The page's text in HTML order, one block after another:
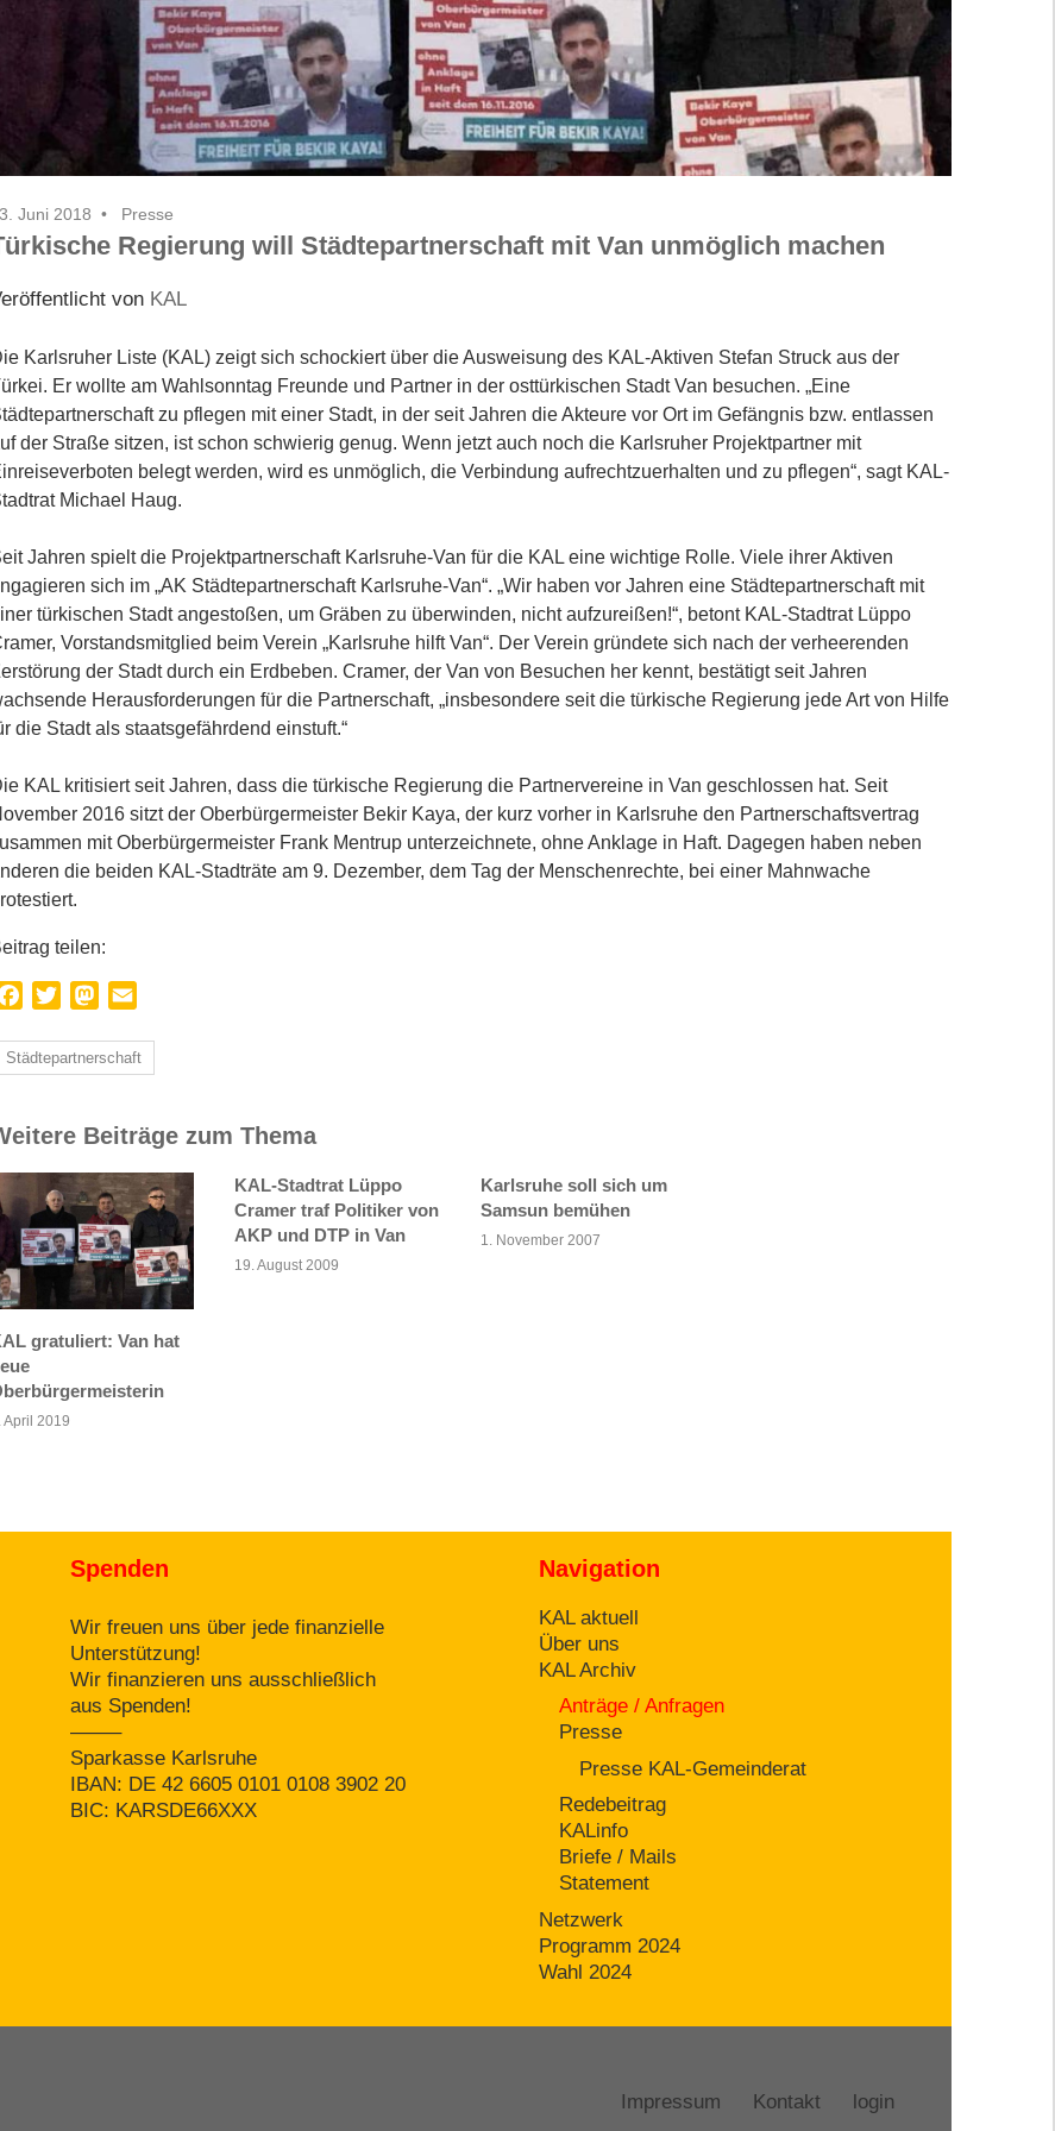
Juni 2018 Presse
Regierung will Städtepartnerschaft mit Van unmöglich machen
von KAL
Karlsruher Liste (KAL) zeigt sich schockiert über die Ausweisung des KAL-Aktiven Stefan Struck aus der
Er wollte am Wahlsonntag Freunde und Partner in der osttürkischen Stadt Van besuchen. „Eine
zu pflegen mit einer Stadt, in der seit Jahren die Akteure vor Ort im Gefängnis bzw. entlassen
der Straße sitzen, ist schon schwierig genug. Wenn jetzt auch noch die Karlsruher Projektpartner mit
belegt werden, wird es unmöglich, die Verbindung aufrechtzuerhalten und zu pflegen“, sagt KAL-
Michael Haug.
Jahren spielt die Projektpartnerschaft Karlsruhe-Van für die KAL eine wichtige Rolle. Viele ihrer Aktiven
sich im „AK Städtepartnerschaft Karlsruhe-Van“. „Wir haben vor Jahren eine Städtepartnerschaft mit
türkischen Stadt angestoßen, um Gräben zu überwinden, nicht aufzureißen!“, betont KAL-Stadtrat Lüppo
Vorstandsmitglied beim Verein „Karls­ruhe hilft Van“. Der Verein gründete sich nach der verheerenden
der Stadt durch ein Erdbeben. Cramer, der Van von Besuchen her kennt, bestätigt seit Jahren
Herausfor­derungen für die Partnerschaft, „insbesondere seit die türkische Regierung jede Art von Hilfe
die Stadt als staatsgefährdend einstuft.“
KAL kritisiert seit Jahren, dass die türkische Regierung die Partnervereine in Van geschlossen hat. Seit
2016 sitzt der Oberbürgermeister Bekir Kaya, der kurz vorher in Karlsruhe den Partnerschaftsvertrag
mit Oberbürgermeister Frank Mentrup unterzeichnete, ohne Anklage in Haft. Dagegen haben neben
die beiden KAL-Stadträte am 9. Dezember, dem Tag der Menschenrechte, bei einer Mahnwache
teilen:
Facebook
TwitterMastodon
Städtepartnerschaft
Beiträge zum Thema
gratuliert: Van hat
April 2019
KAL-Stadtrat Lüppo
Cramer traf Politiker von
AKP und DTP in Van
19. August 2009
Karlsruhe soll sich um
Samsun bemühen
1. November 2007
Spenden
Wir freuen uns über jede finanzielle
Unterstützung!
Wir finanzieren uns ausschließlich
aus Spenden!
——–
Sparkasse Karlsruhe
IBAN: DE 42 6605 0101 0108 3902 20
BIC: KARSDE66XXX
Navigation
KAL aktuell
Über uns
KAL Archiv
Anträge / Anfragen
Presse
Presse KAL-Gemeinderat
Redebeitrag
KALinfo
Briefe / Mails
Statement
Netzwerk
Programm 2024
Wahl 2024
Impressum Kontakt login